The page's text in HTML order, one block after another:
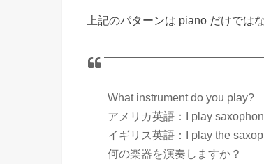
上記のパターンは piano だけでは
What instrument do you play?
アメリカ英語：I play
イギリス英語：I play the
何の楽器を演奏しますか？